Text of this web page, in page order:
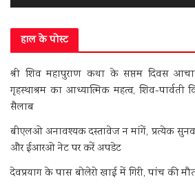
हाल के पोस्ट
श्री शिव महापुराण कथा के सप्तम दिवस
गृहस्थाश्रम का आध्यात्मिक महत्व, शिव-पार्वती
सैलाब
बीएलओ अनावश्यक दस्तावेज न मांगें, प्रत्येक
और ईआरओ नेट पर करें अपडेट
देवप्रयाग के पास बोलेरो खाई में गिरी, पांच की